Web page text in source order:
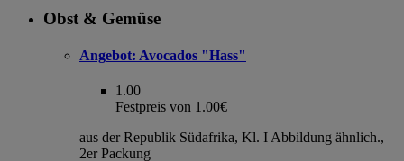
Obst & Gemüse
Angebot: Avocados "Hass"
1.00
Festpreis von 1.00€
aus der Republik Südafrika, Kl. I Abbildung ähnlich.,
2er Packung